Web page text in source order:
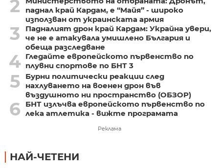
2
паднал край Кардам, е “Майя” - широко
използван от украинската армия
3
Падналият дрон край Кардам: Украйна увери,
че не е атакувала умишлено България и
обеща разследване
4 Гледайте европейското първенство по
плувни спортове по БНТ 3
5
Бурни политически реакции след
нахлуването на военен дрон във
въздушното ни пространство (ОБЗОР)
6
БНТ излъчва европейското първенство по
лека атлетика - вижте програмата
Реклама
НАЙ-ЧЕТЕНИ